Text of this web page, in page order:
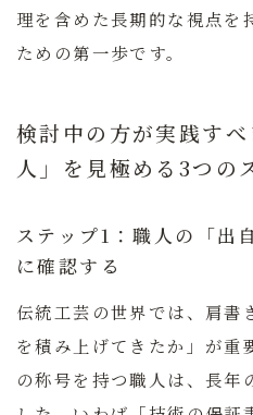
理を含めた長期的な視点を
ための第一歩です。
検討中の方が実践す
人」を見極める3つの
ステップ1：職人の「出
に確認する
伝統工芸の世界では、肩書
を積み上げてきたか」が重
の称号を持つ職人は、長年